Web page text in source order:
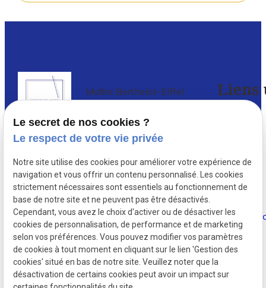
Maître Berthelot-Eiffel
depuis 1987, Delphine Berthelot-
Eiffel conseille et défend de nombreux
investisseurs immobiliers ...
Liens
Votre
avocat
Actualités
Contact
Le secret de nos cookies ?
Le respect de votre vie privée
Notre site utilise des cookies pour améliorer votre expérience de
navigation et vous offrir un contenu personnalisé. Les cookies
strictement nécessaires sont essentiels au fonctionnement de
base de notre site et ne peuvent pas être désactivés.
Cependant, vous avez le choix d'activer ou de désactiver les
cookies de personnalisation, de performance et de marketing
selon vos préférences. Vous pouvez modifier vos paramètres
de cookies à tout moment en cliquant sur le lien 'Gestion des
cookies' situé en bas de notre site. Veuillez noter que la
désactivation de certains cookies peut avoir un impact sur